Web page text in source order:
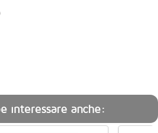
interessare anche: